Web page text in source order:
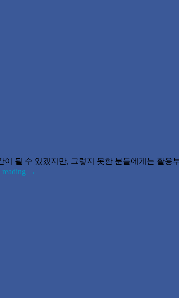
될 수 있겠지만, 그렇지 못한 분들에게는 활용
→